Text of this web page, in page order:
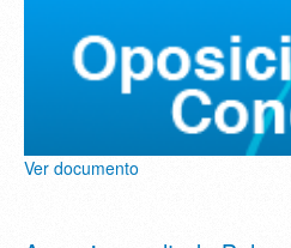
Ver documento